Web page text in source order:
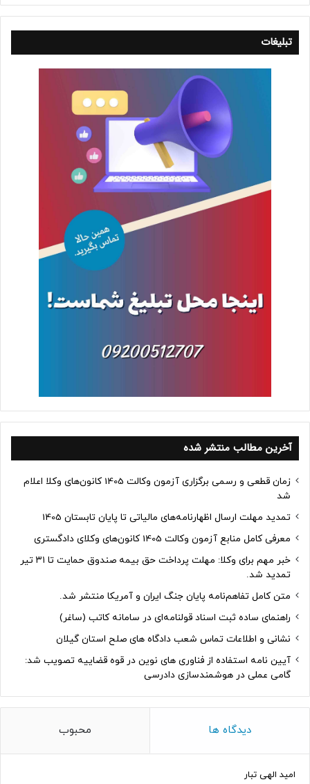
تبلیغات
آخرین مطالب منتشر شده
زمان قطعی و رسمی برگزاری آزمون وکالت 1405 کانون‌های وکلا اعلام
شد
تمدید مهلت ارسال اظهارنامه‌های مالیاتی تا پایان تابستان 1405
معرفی کامل منابع آزمون وکالت 1405 کانون‌های وکلای دادگستری
خبر مهم برای وکلا: مهلت پرداخت حق بیمه صندوق حمایت تا ۳۱ تیر
تمدید شد.
متن کامل تفاهم‌نامه پایان جنگ ایران و آمریکا منتشر شد.
راهنمای ساده ثبت اسناد قولنامه‌ای در سامانه کاتب (ساغر)
نشانی و اطلاعات تماس شعب دادگاه های صلح استان گیلان
آیین نامه استفاده از فناوری های نوین در قوه قضاییه تصویب شد:
گامی عملی در هوشمندسازی دادرسی
دیدگاه ها محبوب
امید الهی تبار